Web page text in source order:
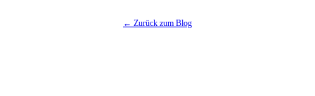
← Zurück zum Blog